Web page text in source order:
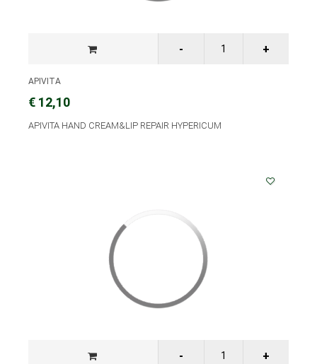
APIVITA
€ 12,10
APIVITA HAND CREAM&LIP REPAIR HYPERICUM